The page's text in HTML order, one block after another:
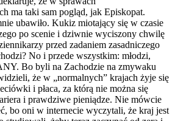
ma taki sam pogląd, jak Episkopat.
ubawiło. Kukiz miotający się w czasie
po scenie i dziwnie wyciszony chwilę
przed zadaniem zasadniczego
No i przede wszystkim: młodzi,
Bo byli na Zachodzie na zmywaku
że w „normalnych” krajach żyje się
i płaca, za którą nie można się
i prawdziwe pieniądze. Nie mówcie
bo oni w internecie wyczytali, że kraj jest